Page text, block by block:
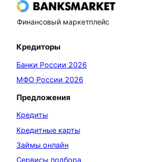
Финансовый маркетплейс
Кредиторы
Банки России 2026
МФО России 2026
Предложения
Кредиты
Кредитные карты
Займы онлайн
Сервисы подбора